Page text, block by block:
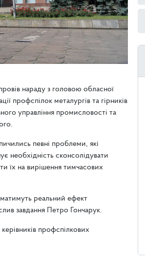
нараду з головою обласної
профспілок металургів та гірників
управління промисловості та
певні проблеми, які
необхідність сконсолідувати
їх на вирішення тимчасових
реальний ефект
завдання Петро Гончарук.
профспілкових